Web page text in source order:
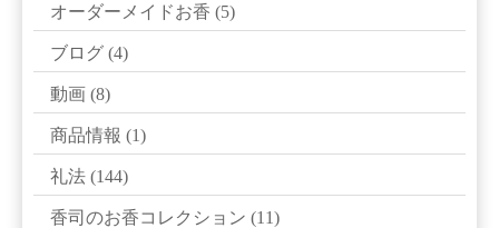
オーダーメイドお香 (5)
ブログ (4)
動画 (8)
商品情報 (1)
礼法 (144)
香司のお香コレクション (11)